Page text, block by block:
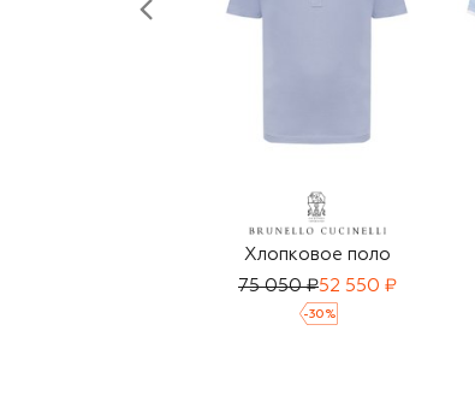
Хлопковое поло
75 050 ₽52 550 ₽
-30 %